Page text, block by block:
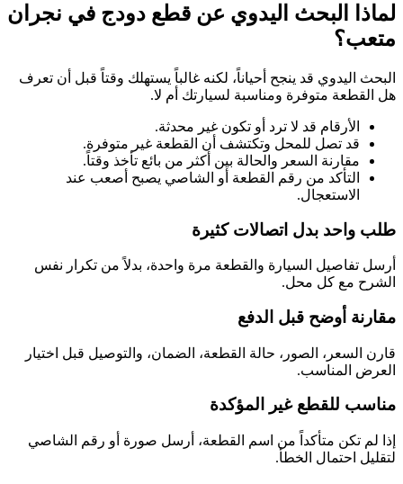
لماذا البحث اليدوي عن قطع دودج في نجران
متعب؟
البحث اليدوي قد ينجح أحياناً، لكنه غالباً يستهلك وقتاً قبل أن تعرف
هل القطعة متوفرة ومناسبة لسيارتك أم لا.
الأرقام قد لا ترد أو تكون غير محدثة.
قد تصل للمحل وتكتشف أن القطعة غير متوفرة.
مقارنة السعر والحالة بين أكثر من بائع تأخذ وقتاً.
التأكد من رقم القطعة أو الشاصي يصبح أصعب عند
الاستعجال.
طلب واحد بدل اتصالات كثيرة
أرسل تفاصيل السيارة والقطعة مرة واحدة، بدلاً من تكرار نفس
الشرح مع كل محل.
مقارنة أوضح قبل الدفع
قارن السعر، الصور، حالة القطعة، الضمان، والتوصيل قبل اختيار
العرض المناسب.
مناسب للقطع غير المؤكدة
إذا لم تكن متأكداً من اسم القطعة، أرسل صورة أو رقم الشاصي
لتقليل احتمال الخطأ.